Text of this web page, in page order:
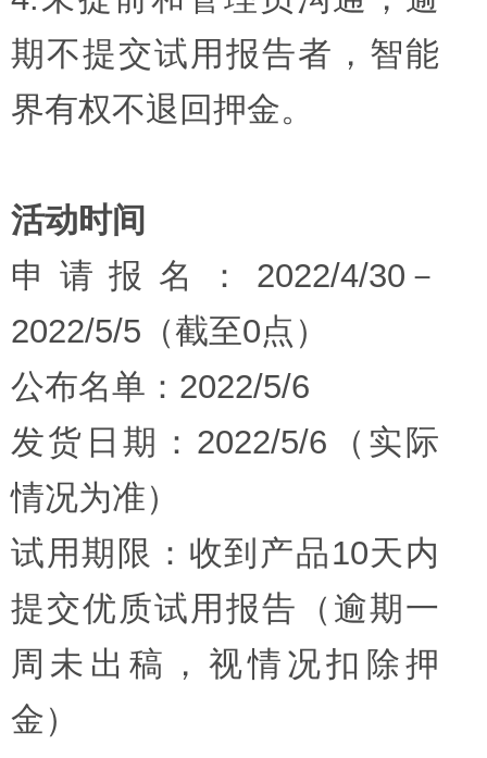
期不提交试用报告者，智能
界有权不退回押金。
活动时间
申请报名：2022/4/30－
2022/5/5（截至0点）
公布名单：2022/5/6
发货日期：2022/5/6（实际
情况为准）
试用期限：收到产品10天内
提交优质试用报告（逾期一
周未出稿，视情况扣除押
金）